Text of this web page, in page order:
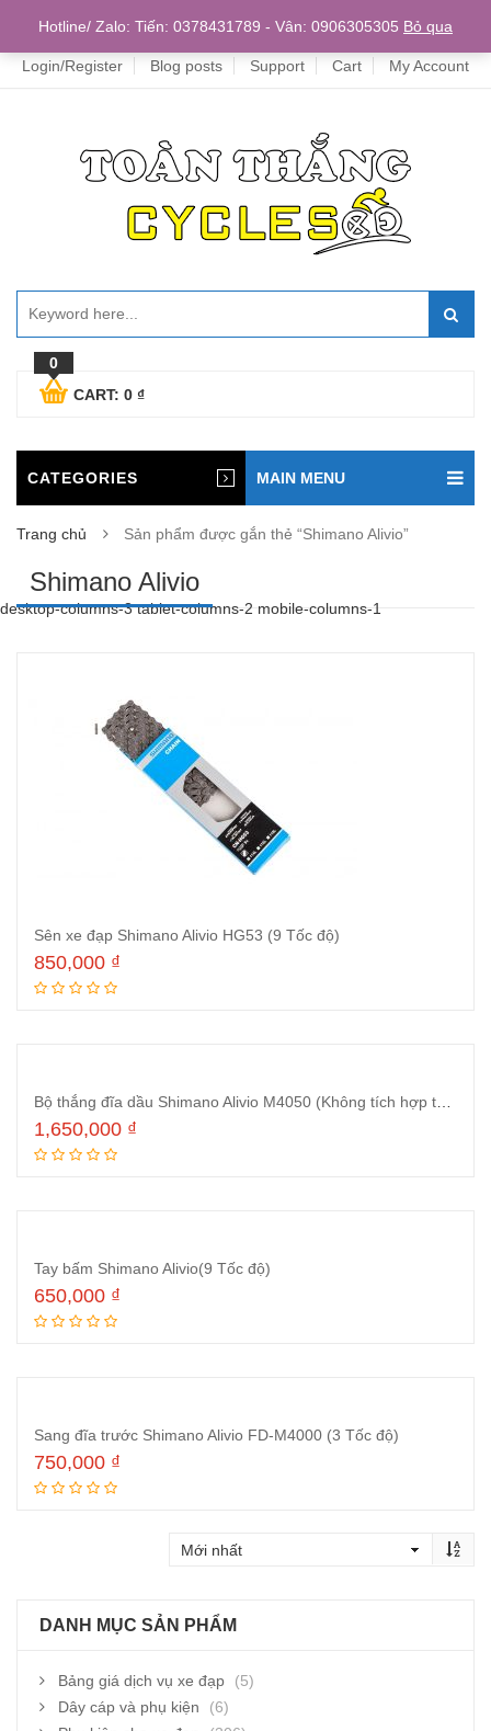
Home
Login/Register Blog posts Support Cart My Account
0
CART: 0 ₫
CATEGORIES MAIN MENU
Trang chủ Sản phẩm được gắn thẻ “Shimano Alivio”
Shimano Alivio
desktop-columns-3 tablet-columns-2 mobile-columns-1
Sên xe đạp Shimano Alivio HG53 (9 Tốc độ)
850,000 ₫
1,650,000 ₫
Tay bấm Shimano Alivio(9 Tốc độ)
650,000 ₫
Sang đĩa trước Shimano Alivio FD-M4000 (3 Tốc độ)
750,000 ₫
DANH MỤC SẢN PHẨM
Bảng giá dịch vụ xe đạp
(5)
Dây cáp và phụ kiện
(6)
Hotline/ Zalo: Tiến: 0378431789 - Vân: 0906305305 Bỏ qua